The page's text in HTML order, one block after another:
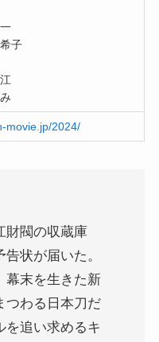
子
movie.jp/2024/
財閥の収蔵庫
状が届いた。
幕末を生きた新
つわる日本刀だ
を追い求めるキ